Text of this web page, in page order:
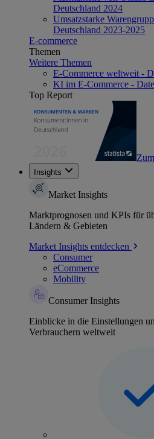
Deutschland 2024
Umsatzstarke
Deutschland 2023-2025
E-commerce
Themen
Weitere Themen
E-Commerce weltweit -
KI im E-Commerce -
Top Report
Insights
Market Insights
Marktprognosen und KPIs für
Ländern & Gebieten
Market Insights entdecken
Consumer
eCommerce
Mobility
Consumer Insights
Einblicke in die Einstellungen
Verbrauchern weltweit